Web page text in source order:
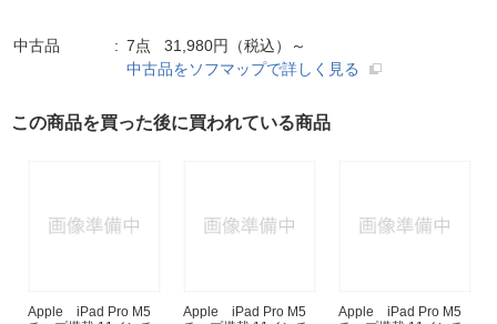
中古品
7点 31,980円（税込）～
中古品をソフマップで詳しく見る
この商品を買った後に買われている商品
Apple iPad Pro M5
Apple iPad Pro M5
Apple iPad Pro M5